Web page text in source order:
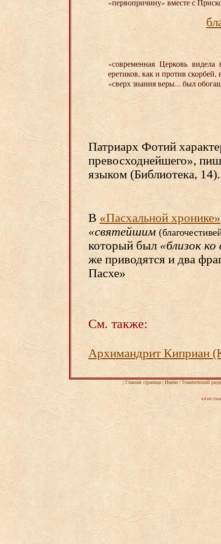
«первопричину» вместе с
«современная Церковь
еретиков, как и против
«сверх знания веры... был
Патриарх Фотий
превосходнейшего»,
языком (Библиотека, 14).
В «Пасхальной хронике»
«святейшим
который был «близок
же приводятся и два
Пасхе»
См. также:
Архимандрит Киприан
| Главная страница|Имена| Тематический